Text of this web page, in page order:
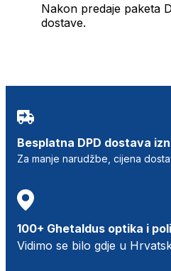
Nakon predaje paketa
dostave.
Besplatna DPD dostava
Za manje narudžbe, cijena
100+ Ghetaldus optika i
Vidimo se bilo gdje u